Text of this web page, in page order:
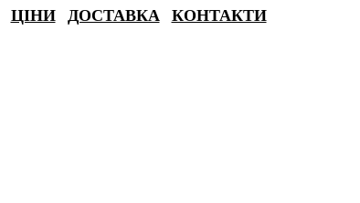
ЦІНИ ДОСТАВКА КОНТАКТИ